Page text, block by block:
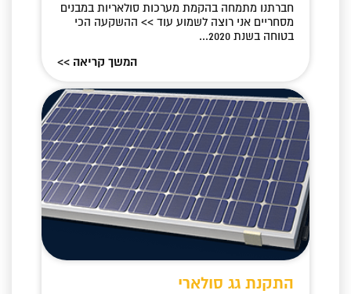
חברתנו מתמחה בהקמת מערכות סולאריות במבנים
מסחריים אני רוצה לשמוע עוד >> ההשקעה הכי
בטוחה בשנת 2020...
המשך קריאה >>
התקנת גג סולארי